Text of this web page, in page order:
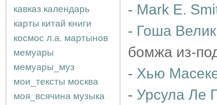
кавказ календарь
карты китай книги
космос л.а. мартынов
мемуары
мемуары_муз
мои_тексты москва
моя_всячина музыка
- Mark E.
- Гоша
бомжа из-
- Хью
- Урсула Ле